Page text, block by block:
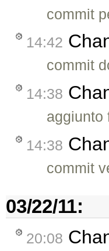
commit
14:42
commit
14:38
aggiunto
14:38
commit
03/22/11:
20:08